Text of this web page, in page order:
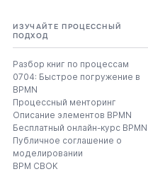
ИЗУЧАЙТЕ ПРОЦЕССНЫЙ
ПОДХОД
Разбор книг по процессам
0704: Быстрое погружение в
BPMN
Процессный менторинг
Описание элементов BPMN
Бесплатный онлайн-курс BPMN
Публичное соглашение о
моделировании
BPM CBOK